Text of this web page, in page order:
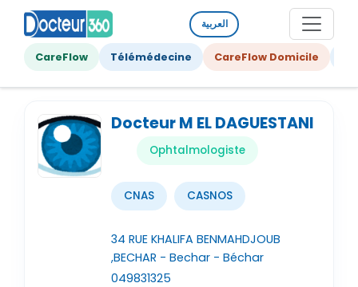
العربية
CareFlow Télémédecine CareFlow Domicile
Docteur M EL DAGUESTANI
Ophtalmologiste
CNAS CASNOS
34 RUE KHALIFA BENMAHDJOUB
,BECHAR - Bechar - Béchar
049831325